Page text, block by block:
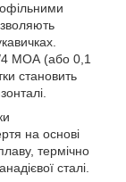
4 МОА (або 0,1
становить
на основі
термічно
сталі.